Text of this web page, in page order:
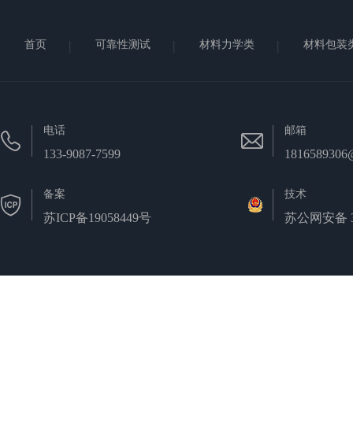
首页 可靠性测试 材料力学类 材料包装
电话
133-9087-7599
邮箱
备案
苏ICP备19058449号
技术
苏公网安备